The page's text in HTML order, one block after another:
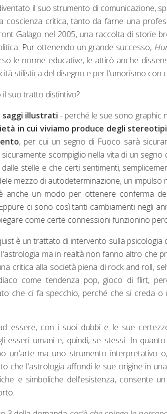
il suo strumento di comunicazione,
coscienza critica, tanto da farne una
Galago nel 2005, una raccolta di storie
Pur ottenendo un grande successo,
le norme educative, le attirò anche
stilistica del disegno e per l'umorismo
suo tratto distintivo?
saggi illustrati - perché le sue sono graphic
in cui viviamo produce degli
, per cui un segno di Fuoco sarà
scompiglio nella vita di un
stelle e che certi sentimenti,
mezzo di autodeterminazione, un
anche un modo per ottenere conferma
ci sono così tanti cambiamenti negli
come certe connessioni funzionino
è un trattato di intervento sulla
ma in realtà non fanno altro che
critica alla società piena di rock and roll,
come tendenza pop, gioco di flirt,
che ci fa specchio, perché che si creda
essere, con i suoi dubbi e le sue
esseri umani e, quindi, se stessi. In
un'arte ma uno strumento interpretativo
che l'astrologia affondi le sue origine in
e simboliche dell'esistenza, consente